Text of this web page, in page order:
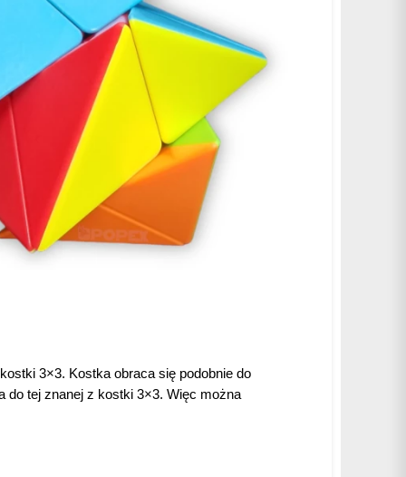
3×3. Kostka obraca się podobnie do
do tej znanej z kostki 3×3. Więc można